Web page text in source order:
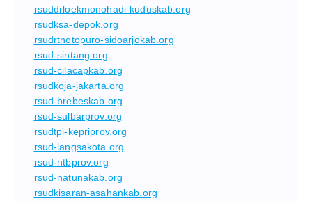
rsuddrloekmonohadi-kuduskab.org
rsudksa-depok.org
rsudrtnotopuro-sidoarjokab.org
rsud-sintang.org
rsud-cilacapkab.org
rsudkoja-jakarta.org
rsud-brebeskab.org
rsud-sulbarprov.org
rsudtpi-kepriprov.org
rsud-langsakota.org
rsud-ntbprov.org
rsud-natunakab.org
rsudkisaran-asahankab.org